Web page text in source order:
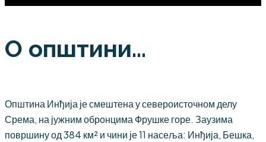
О општини...
Општина Инђија је смештена у североисточном делу
Срема, на јужним обронцима Фрушке горе. Заузима
површину од 384 км² и чини је 11 насеља: Инђија, Бешка,